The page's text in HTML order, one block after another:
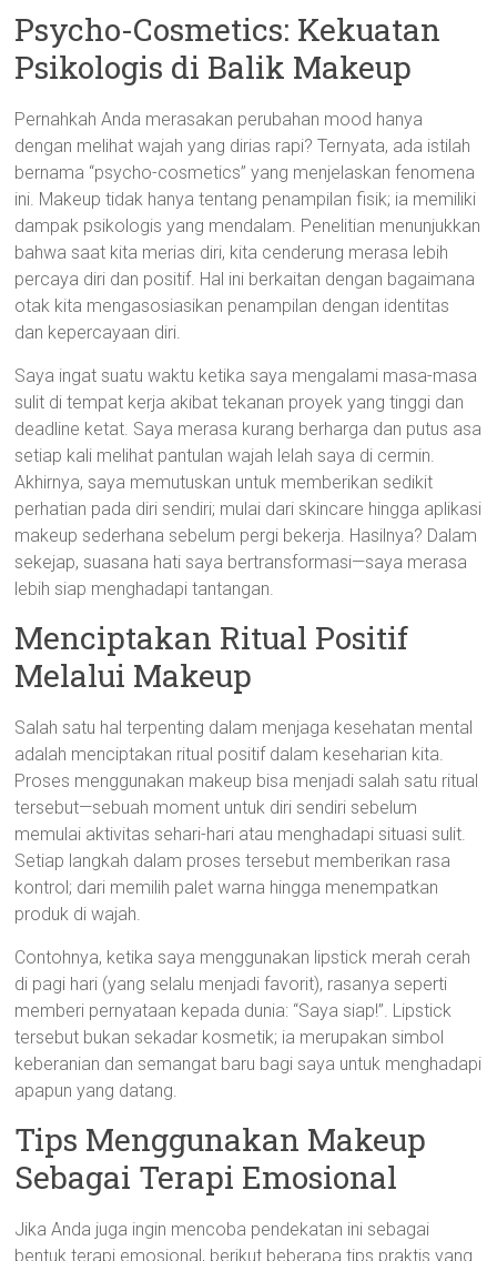
Psycho-Cosmetics: Kekuatan
Psikologis di Balik Makeup
Pernahkah Anda merasakan perubahan mood hanya
dengan melihat wajah yang dirias rapi? Ternyata, ada istilah
bernama “psycho-cosmetics” yang menjelaskan fenomena
ini. Makeup tidak hanya tentang penampilan fisik; ia memiliki
dampak psikologis yang mendalam. Penelitian menunjukkan
bahwa saat kita merias diri, kita cenderung merasa lebih
percaya diri dan positif. Hal ini berkaitan dengan bagaimana
otak kita mengasosiasikan penampilan dengan identitas
dan kepercayaan diri.
Saya ingat suatu waktu ketika saya mengalami masa-masa
sulit di tempat kerja akibat tekanan proyek yang tinggi dan
deadline ketat. Saya merasa kurang berharga dan putus asa
setiap kali melihat pantulan wajah lelah saya di cermin.
Akhirnya, saya memutuskan untuk memberikan sedikit
perhatian pada diri sendiri; mulai dari skincare hingga aplikasi
makeup sederhana sebelum pergi bekerja. Hasilnya? Dalam
sekejap, suasana hati saya bertransformasi—saya merasa
lebih siap menghadapi tantangan.
Menciptakan Ritual Positif
Melalui Makeup
Salah satu hal terpenting dalam menjaga kesehatan mental
adalah menciptakan ritual positif dalam keseharian kita.
Proses menggunakan makeup bisa menjadi salah satu ritual
tersebut—sebuah moment untuk diri sendiri sebelum
memulai aktivitas sehari-hari atau menghadapi situasi sulit.
Setiap langkah dalam proses tersebut memberikan rasa
kontrol; dari memilih palet warna hingga menempatkan
produk di wajah.
Contohnya, ketika saya menggunakan lipstick merah cerah
di pagi hari (yang selalu menjadi favorit), rasanya seperti
memberi pernyataan kepada dunia: “Saya siap!”. Lipstick
tersebut bukan sekadar kosmetik; ia merupakan simbol
keberanian dan semangat baru bagi saya untuk menghadapi
apapun yang datang.
Tips Menggunakan Makeup
Sebagai Terapi Emosional
Jika Anda juga ingin mencoba pendekatan ini sebagai
bentuk terapi emosional, berikut beberapa tips praktis yang